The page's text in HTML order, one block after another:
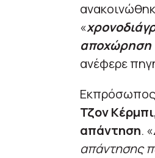
«
αποχώρηση
ανέφερε
Εκπρόσωπος
Τζον
απάντηση. «
απάντησης